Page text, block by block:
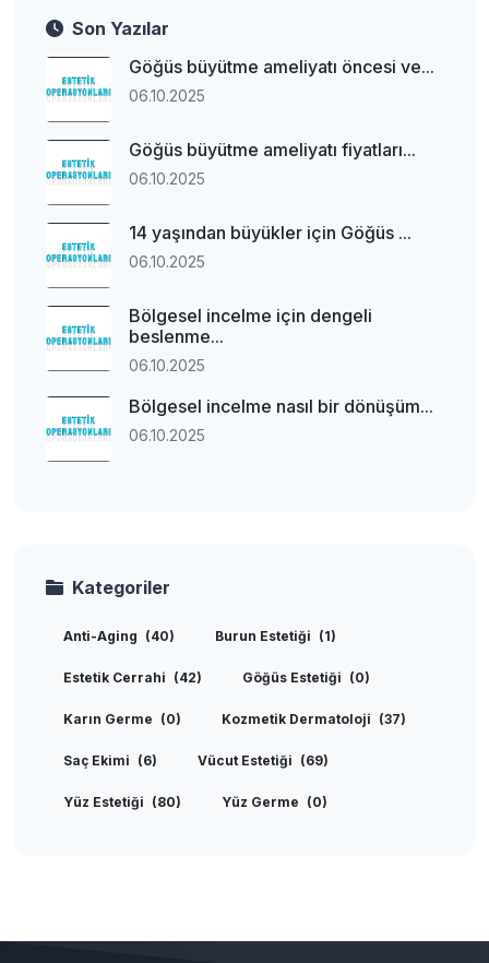
Son Yazılar
Göğüs büyütme ameliyatı öncesi ve...
06.10.2025
Göğüs büyütme ameliyatı fiyatları...
06.10.2025
14 yaşından büyükler için Göğüs ...
06.10.2025
Bölgesel incelme için dengeli
beslenme...
06.10.2025
Bölgesel incelme nasıl bir dönüşüm...
06.10.2025
Kategoriler
Anti-Aging (40) Burun Estetiği (1)
Estetik Cerrahi (42) Göğüs Estetiği (0)
Karın Germe (0) Kozmetik Dermatoloji (37)
Saç Ekimi (6) Vücut Estetiği (69)
Yüz Estetiği (80) Yüz Germe (0)